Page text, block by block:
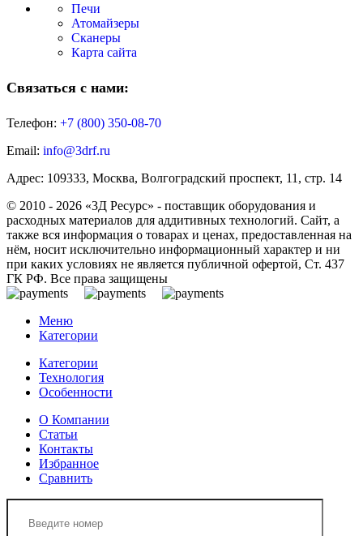
Печи
Атомайзеры
Сканеры
Карта сайта
Связаться с нами:
Телефон: +7 (800) 350-08-70
Email: info@3drf.ru
Адрес: 109333, Москва, Волгоградский проспект, 11, стр. 14
© 2010 - 2026 «3Д Ресурс» - поставщик оборудования и
расходных материалов для аддитивных технологий. Сайт, а
также вся информация о товарах и ценах, предоставленная на
нём, носит исключительно информационный характер и ни
при каких условиях не является публичной офертой, Ст. 437
ГК РФ. Все права защищены
Меню
Категории
Категории
Технология
Особенности
О Компании
Статьи
Контакты
Избранное
Сравнить